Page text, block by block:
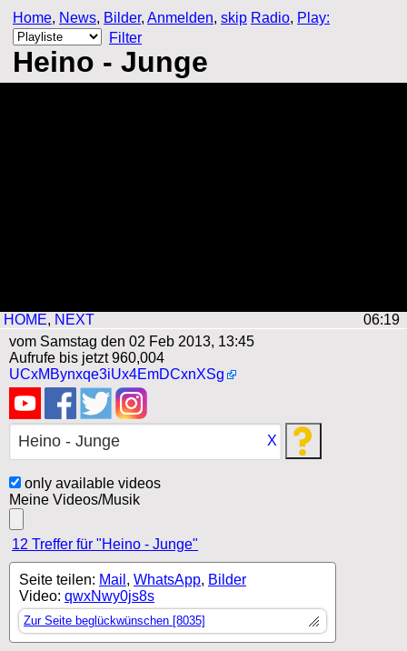
Home, News, Bilder, Anmelden, skip Radio, Play:
Filter
Heino - Junge
HOME, NEXT
06:18
vom Samstag den 02 Feb 2013, 13:45
Aufrufe bis jetzt 960,004
UCxMBynxqe3iUx4EmDCxnXSg
X
only available videos
Meine Videos/Musik
12 Treffer für "Heino - Junge"
Seite teilen: Mail , WhatsApp, Bilder
Video: qwxNwy0js8s
Zur Seite beglückwünschen [8035]